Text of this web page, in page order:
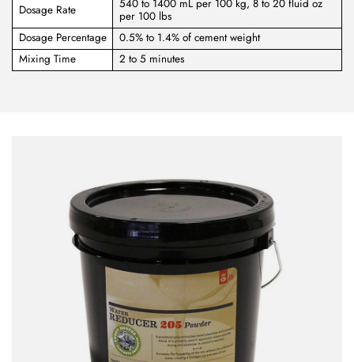
Dosage Rate
540 to 1400 mL per 100 kg, 8 to 20 fluid oz
per 100 lbs
Dosage Percentage
0.5% to 1.4% of cement weight
Mixing Time
2 to 5 minutes